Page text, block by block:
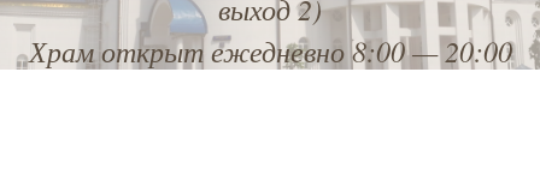
выход 2)
Храм открыт ежедневно 8:00 — 20:00